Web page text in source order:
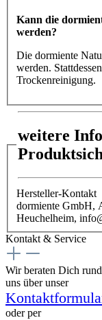
Kann die
werden?
Die dormiente
werden.
Trockenreinigung.
weitere
Hersteller-Kontakt
dormiente GmbH,
Heuchelheim,
Kontakt & Service
Wir beraten Dich
uns über unser
oder per